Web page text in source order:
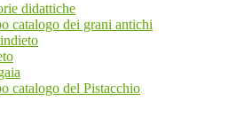
didattiche
catalogo dei grani antichi
catalogo del Pistacchio